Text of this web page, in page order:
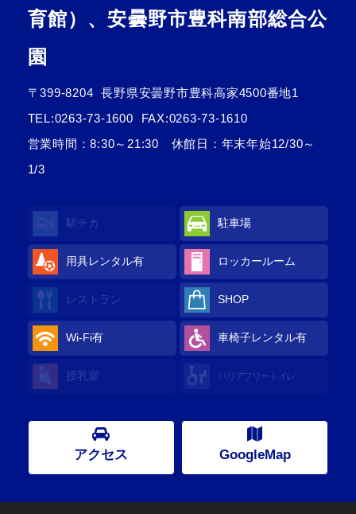
育館）、安曇野市豊科南部総合公
園
〒399-8204
長野県安曇野市豊科高家4500番地1
TEL:0263-73-1600
FAX:0263-73-1610
営業時間：8:30～21:30 休館日：年末年始12/30～
1/3
駅チカ 駐車場
用具レンタル有 ロッカールーム
レストラン SHOP
Wi-Fi有 車椅子レンタル有
授乳室 バリアフリートイレ
アクセス GoogleMap